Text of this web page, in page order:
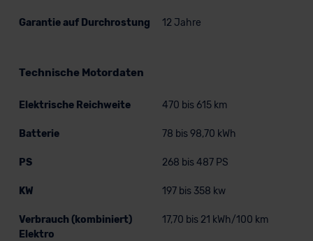
Garantie auf Durchrostung 12 Jahre
Technische Motordaten
Elektrische Reichweite 470 bis 615 km
Batterie 78 bis 98,70 kWh
PS 268 bis 487 PS
KW 197 bis 358 kw
Verbrauch (kombiniert)
Elektro
17,70 bis 21 kWh/100 km